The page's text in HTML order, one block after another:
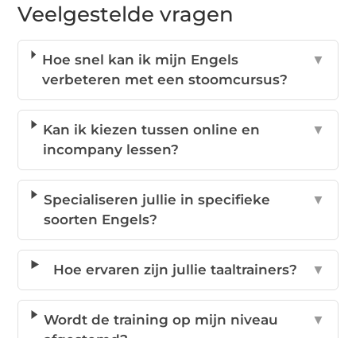
Veelgestelde vragen
Hoe snel kan ik mijn Engels
verbeteren met een stoomcursus?
▼
Kan ik kiezen tussen online en
incompany lessen?
▼
Specialiseren jullie in specifieke
soorten Engels?
▼
Hoe ervaren zijn jullie taaltrainers? ▼
Wordt de training op mijn niveau
▼